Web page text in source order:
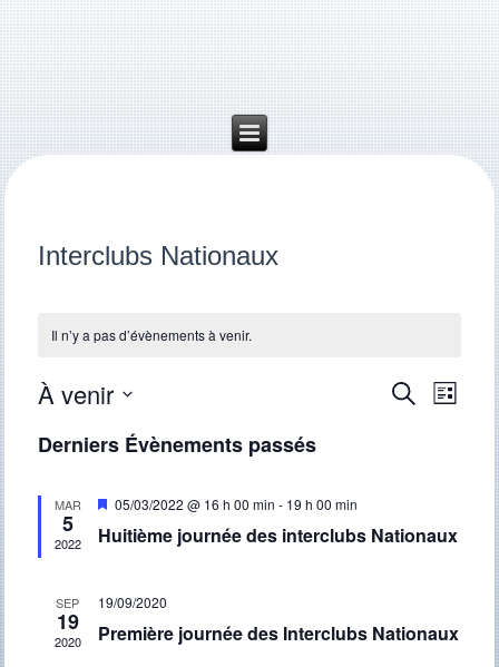
Interclubs Nationaux
Il n’y a pas d’évènements à venir.
Recherche
Recherche
de
Liste
À venir
une
date.
Derniers Évènements passés
MAR
5
2022
Mis
avant
05/03/2022 @ 16 h 00 min - 19 h 00 min
Huitième journée des interclubs Nationaux
SEP
19
2020
19/09/2020
Première journée des Interclubs Nationaux